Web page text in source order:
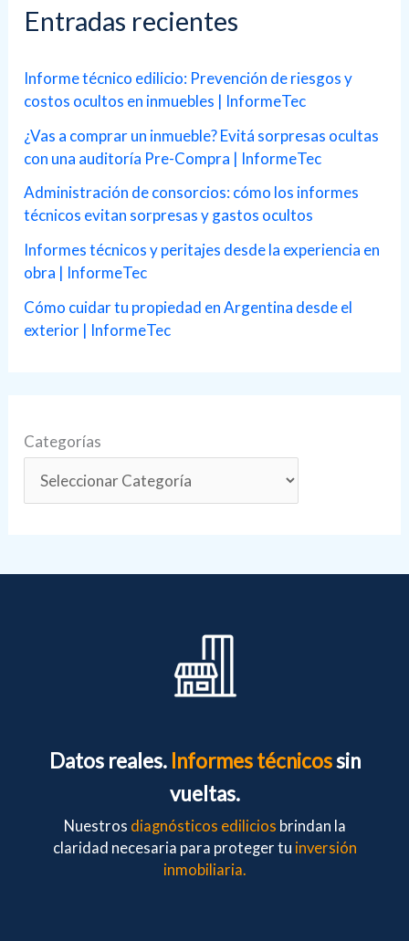
a
p
o
r
:
Entradas recientes
Informe técnico edilicio: Prevención de riesgos y
costos ocultos en inmuebles | InformeTec
¿Vas a comprar un inmueble? Evitá sorpresas ocultas
con una auditoría Pre-Compra | InformeTec
Administración de consorcios: cómo los informes
técnicos evitan sorpresas y gastos ocultos
Informes técnicos y peritajes desde la experiencia en
obra | InformeTec
Cómo cuidar tu propiedad en Argentina desde el
exterior | InformeTec
Categorías
Datos reales. Informes técnicossin
vueltas.
Nuestros diagnósticos edilicios brindan la
claridad necesaria para proteger tu inversión
inmobiliaria.